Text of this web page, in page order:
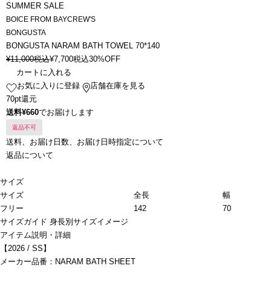
SUMMER SALE
BOICE FROM BAYCREW'S
BONGUSTA
BONGUSTA NARAM BATH TOWEL 70*140
¥11,000税込¥7,700税込30%OFF
カートに入れる
お気に入りに登録
店舗在庫を見る
70pt還元
送料¥660でお届けします
返品不可
送料、お届け日数、お届け日時指定について
返品について
サイズ
サイズ
全長
幅
フリー
142
70
サイズガイド 身長別サイズイメージ
アイテム説明・詳細
【2026 / SS】
メーカー品番：NARAM BATH SHEET